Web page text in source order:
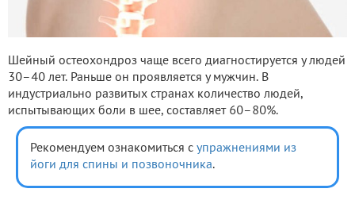
Шейный остеохондроз чаще всего диагностируется у людей
30–40 лет. Раньше он проявляется у мужчин. В
индустриально развитых странах количество людей,
испытывающих боли в шее, составляет 60–80%.
Рекомендуем ознакомиться с упражнениями из
йоги для спины и позвоночника.